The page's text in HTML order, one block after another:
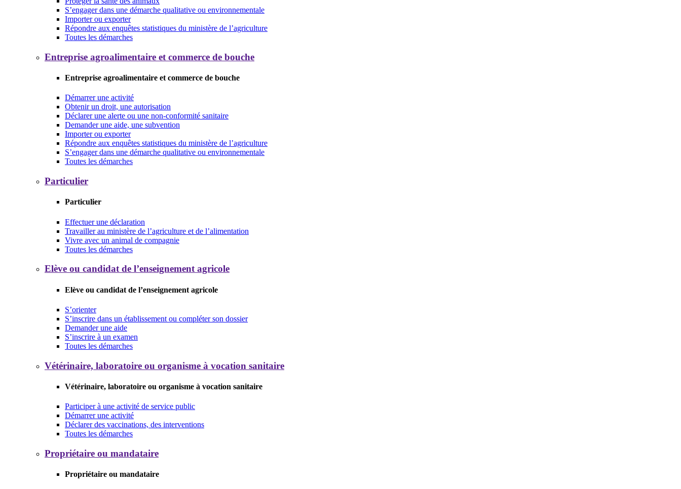
S’engager dans une démarche qualitative ou environnementale
Importer ou exporter
Répondre aux enquêtes statistiques du ministère de l’agriculture
Toutes les démarches
Entreprise agroalimentaire et commerce de bouche
Entreprise agroalimentaire et commerce de bouche
Démarrer une activité
Obtenir un droit, une autorisation
Déclarer une alerte ou une non-conformité sanitaire
Demander une aide, une subvention
Importer ou exporter
Répondre aux enquêtes statistiques du ministère de l’agriculture
S’engager dans une démarche qualitative ou environnementale
Toutes les démarches
Particulier
Particulier
Effectuer une déclaration
Travailler au ministère de l’agriculture et de l’alimentation
Vivre avec un animal de compagnie
Toutes les démarches
Elève ou candidat de l’enseignement agricole
Elève ou candidat de l’enseignement agricole
S’orienter
S’inscrire dans un établissement ou compléter son dossier
Demander une aide
S’inscrire à un examen
Toutes les démarches
Vétérinaire, laboratoire ou organisme à vocation sanitaire
Vétérinaire, laboratoire ou organisme à vocation sanitaire
Participer à une activité de service public
Démarrer une activité
Déclarer des vaccinations, des interventions
Toutes les démarches
Propriétaire ou mandataire
Propriétaire ou mandataire